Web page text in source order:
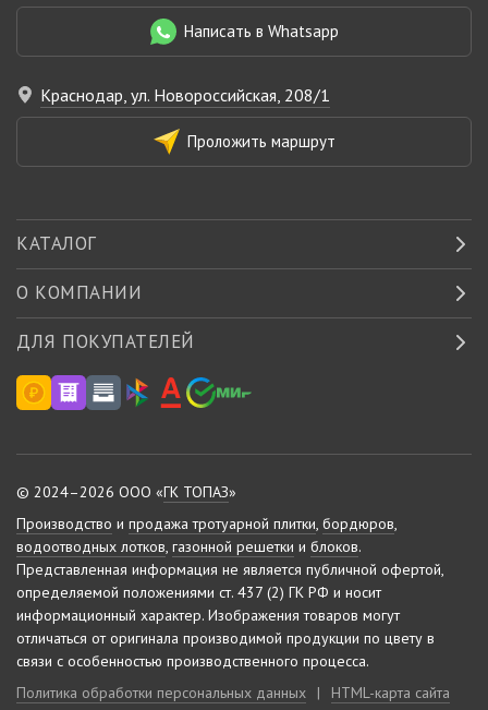
Написать в Whatsapp
Краснодар, ул. Новороссийская, 208/1
Проложить маршрут
КАТАЛОГ
О КОМПАНИИ
ДЛЯ ПОКУПАТЕЛЕЙ
© 2024–2026 ООО «ГК ТОПАЗ»
Производство и продажа тротуарной плитки, бордюров,
водоотводных лотков, газонной решетки и блоков.
Представленная информация не является публичной офертой,
определяемой положениями ст. 437 (2) ГК РФ и носит
информационный характер. Изображения товаров могут
отличаться от оригинала производимой продукции по цвету в
связи с особенностью производственного процесса.
Политика обработки персональных данных
|
HTML-карта сайта